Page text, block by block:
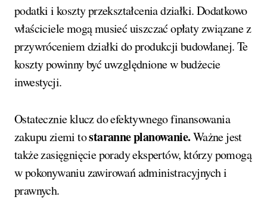
podatki i koszty przekształcenia działki. Dodatkowo
właściciele mogą musieć uiszczać opłaty związane z
przywróceniem działki do produkcji budowlanej. Te
koszty powinny być uwzględnione w budżecie
inwestycji.
Ostatecznie klucz do efektywnego finansowania
zakupu ziemi tostaranne planowanie.Ważne jest
także zasięgnięcie porady ekspertów, którzy pomogą
w pokonywaniu zawirowań administracyjnych i
prawnych.